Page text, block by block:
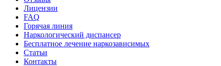
Лицензии
FAQ
Горячая линия
Наркологический диспансер
Бесплатное лечение наркозависимых
Статьи
Контакты